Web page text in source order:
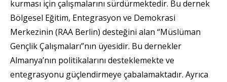
kurması için çalışmalarını sürdürmektedir. Bu dernek
Bölgesel Eğitim, Entegrasyon ve Demokrasi
Merkezinin (RAA Berlin) desteğini alan “Müslüman
Gençlik Çalışmaları”nın üyesidir. Bu dernekler
Almanya’nın politikalarını desteklemekte ve
entegrasyonu güçlendirmeye çabalamaktadır. Ayrıca